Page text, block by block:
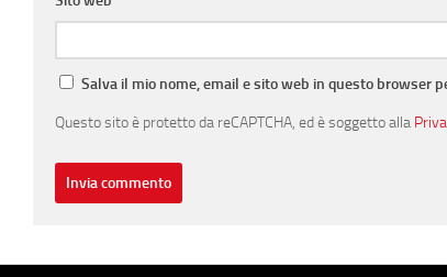
Salva il mio nome, email e sito web in questo browser
Questo sito è protetto da reCAPTCHA, ed è soggetto alla